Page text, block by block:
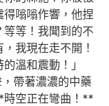
嗡嗡作響，他捏
等！我聞到的不
我現在走不開！
溫和震動！」
帶著濃濃的中藥
時空正在彎曲！**